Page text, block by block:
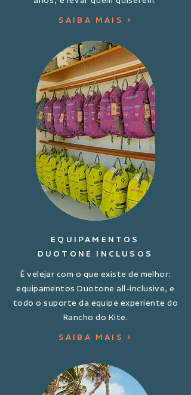
SAIBA MAIS >
EQUIPAMENTOS
DUOTONE INCLUSOS
É velejar com o que existe de melhor:
equipamentos Duotone all-inclusive, e
todo o suporte da equipe experiente do
Rancho do Kite.
SAIBA MAIS >